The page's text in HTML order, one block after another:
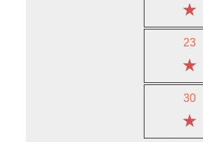
★
23
★
30
★